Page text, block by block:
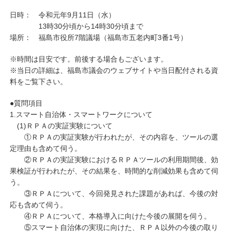
日時： 令和元年9月11日（水）
13時30分頃から14時30分頃まで
場所： 福島市役所7階議場（福島市五老内町3番1号）
※時間は目安です。前後する場合もございます。
※当日の詳細は、福島市議会のウェブサイトや当日配付される資
料をご覧下さい。
●質問項目
1.スマート自治体・スマートワークについて
(1)ＲＰＡの実証実験について
①ＲＰＡの実証実験が行われたが、その内容を、ツールの選
定理由も含めて伺う。
②ＲＰＡの実証実験におけるＲＰＡツールの利用期間後、効
果検証が行われたが、その結果を、時間的な削減効果も含めて伺
う。
③ＲＰＡについて、今回発見された課題があれば、今後の対
応も含めて伺う。
④ＲＰＡについて、本格導入に向けた今後の展開を伺う。
⑤スマート自治体の実現に向けた、ＲＰＡ以外の今後の取り